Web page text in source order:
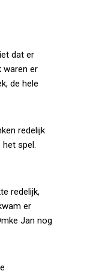
dat er
waren er
de hele
redelijk
spel.
redelijk,
er
Jan nog